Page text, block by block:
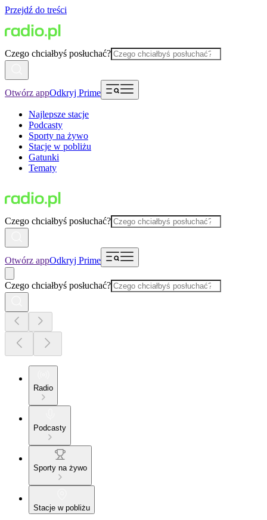
Przejdź do treści
Czego chciałbyś posłuchać?
Otwórz appOdkryj Prime
Najlepsze stacje
Podcasty
Sporty na żywo
Stacje w pobliżu
Gatunki
Tematy
Czego chciałbyś posłuchać?
Otwórz appOdkryj Prime
Czego chciałbyś posłuchać?
Radio
Podcasty
Sporty na żywo
Stacje w pobliżu